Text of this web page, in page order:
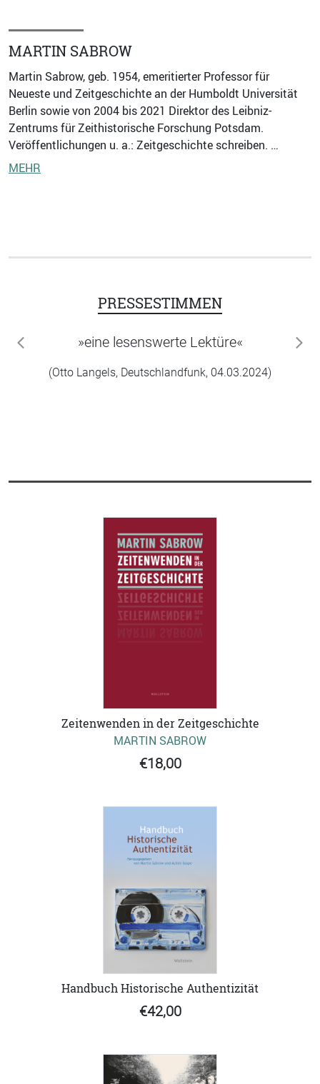
MARTIN SABROW
Martin Sabrow, geb. 1954, emeritierter Professor für
Neueste und Zeitgeschichte an der Humboldt Universität
Berlin sowie von 2004 bis 2021 Direktor des Leibniz-
Zentrums für Zeithistorische Forschung Potsdam.
Veröffentlichungen u. a.: Zeitgeschichte schreiben. …
MEHR
PRESSESTIMMEN
»eine lesenswerte Lektüre«
(Otto Langels, Deutschlandfunk, 04.03.2024)
zurück
Zeitenwenden in der Zeitgeschichte
MARTIN SABROW
€18,00
Handbuch Historische Authentizität
€42,00